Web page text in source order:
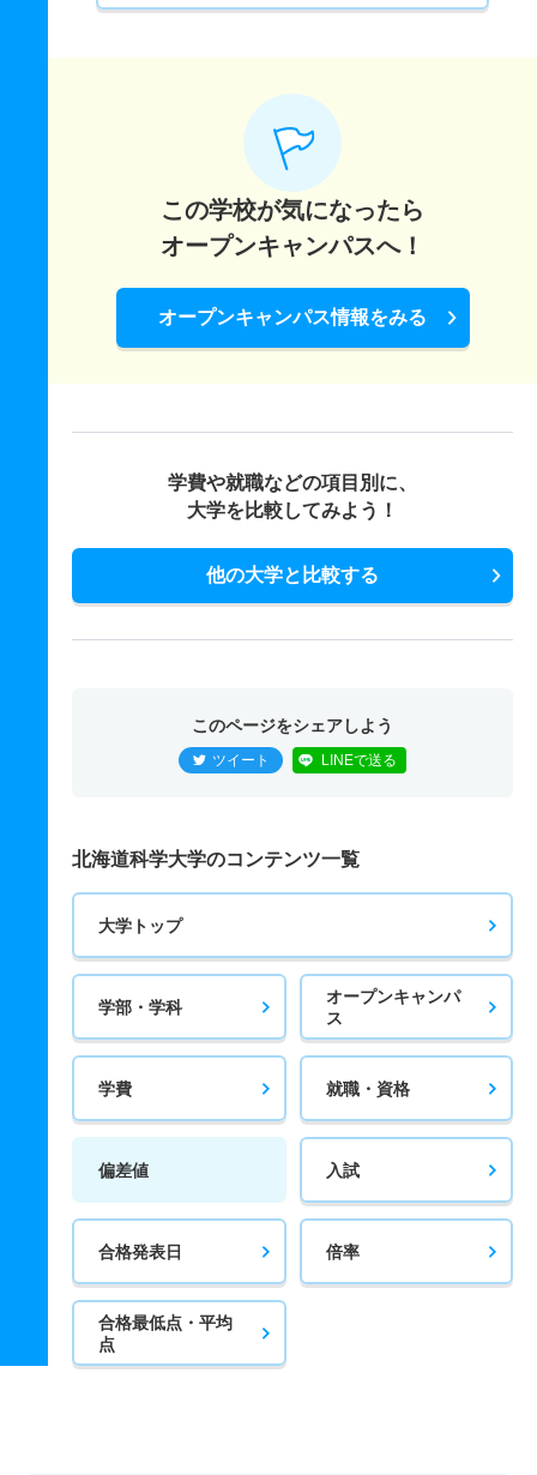
この学校が気になったら
オープンキャンパスへ！
オープンキャンパス情報をみる
学費や就職などの項目別に、
大学を比較してみよう！
他の大学と比較する
このページをシェアしよう
ツイート LINEで送る
北海道科学大学のコンテンツ一覧
大学トップ
学部・学科
オープンキャンパ
ス
学費 就職・資格
偏差値 入試
合格発表日 倍率
合格最低点・平均
点